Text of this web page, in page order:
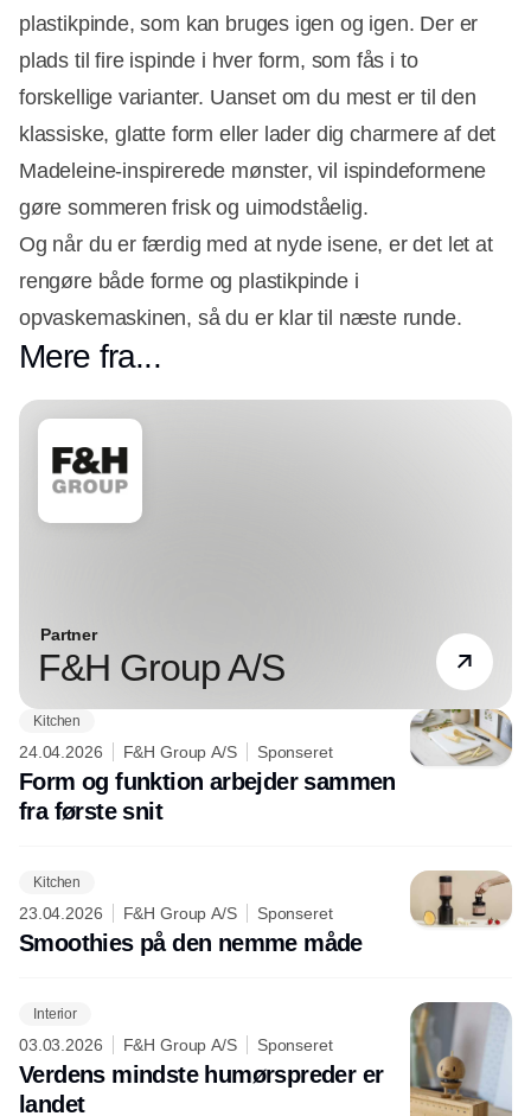
plastikpinde, som kan bruges igen og igen. Der er
plads til fire ispinde i hver form, som fås i to
forskellige varianter. Uanset om du mest er til den
klassiske, glatte form eller lader dig charmere af det
Madeleine-inspirerede mønster, vil ispindeformene
gøre sommeren frisk og uimodståelig.
Og når du er færdig med at nyde isene, er det let at
rengøre både forme og plastikpinde i
opvaskemaskinen, så du er klar til næste runde.
Mere fra...
Partner
F&H Group A/S
Kitchen
24.04.2026 F&H Group A/S Sponseret
Form og funktion arbejder sammen
fra første snit
Kitchen
23.04.2026 F&H Group A/S Sponseret
Smoothies på den nemme måde
Interior
03.03.2026 F&H Group A/S Sponseret
Verdens mindste humørspreder er
landet